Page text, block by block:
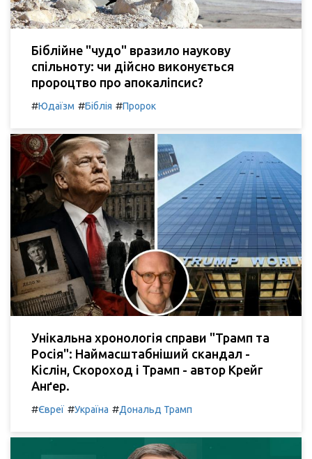
Біблійне "чудо" вразило наукову
спільноту: чи дійсно виконується
пророцтво про апокаліпсис?
#Юдаїзм #Біблія #Пророк
Унікальна хронологія справи "Трамп та
Росія": Наймасштабніший скандал -
Кіслін, Скороход і Трамп - автор Крейг
Анґер.
#Євреї #Україна #Дональд Трамп